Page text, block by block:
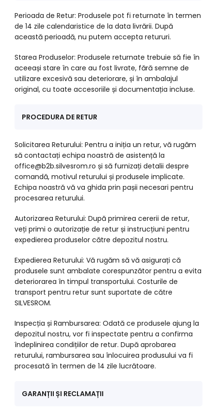
Perioada de Retur: Produsele pot fi returnate în termen
de 14 zile calendaristice de la data livrării. După
această perioadă, nu putem accepta retururi.
Starea Produselor: Produsele returnate trebuie să fie în
aceeași stare în care au fost livrate, fără semne de
utilizare excesivă sau deteriorare, și în ambalajul
original, cu toate accesoriile și documentația incluse.
PROCEDURA DE RETUR
Solicitarea Returului: Pentru a iniția un retur, vă rugăm
să contactați echipa noastră de asistență la
office@b2b.silvesrom.ro și să furnizați detalii despre
comandă, motivul returului și produsele implicate.
Echipa noastră vă va ghida prin pașii necesari pentru
procesarea returului.
Autorizarea Returului: După primirea cererii de retur,
veți primi o autorizație de retur și instrucțiuni pentru
expedierea produselor către depozitul nostru.
Expedierea Returului: Vă rugăm să vă asigurați că
produsele sunt ambalate corespunzător pentru a evita
deteriorarea în timpul transportului. Costurile de
transport pentru retur sunt suportate de către
SILVESROM.
Inspecția și Rambursarea: Odată ce produsele ajung la
depozitul nostru, vor fi inspectate pentru a confirma
îndeplinirea condițiilor de retur. După aprobarea
returului, rambursarea sau înlocuirea produsului va fi
procesată în termen de 14 zile lucrătoare.
GARANȚII ȘI RECLAMAȚII